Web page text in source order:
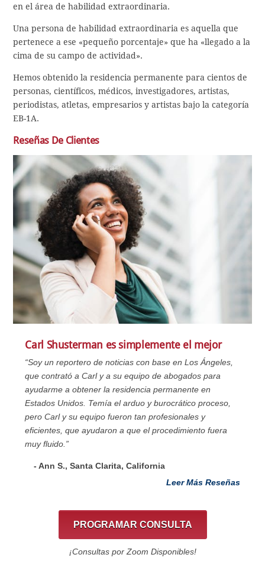
en el área de habilidad extraordinaria.
Una persona de habilidad extraordinaria es aquella que
pertenece a ese «pequeño porcentaje» que ha «llegado a la
cima de su campo de actividad».
Hemos obtenido la residencia permanente para cientos de
personas, científicos, médicos, investigadores, artistas,
periodistas, atletas, empresarios y artistas bajo la categoría
EB-1A.
Reseñas De Clientes
Carl Shusterman es simplemente el mejor
“Soy un reportero de noticias con base en Los Ángeles,
que contrató a Carl y a su equipo de abogados para
ayudarme a obtener la residencia permanente en
Estados Unidos. Temía el arduo y burocrático proceso,
pero Carl y su equipo fueron tan profesionales y
eficientes, que ayudaron a que el procedimiento fuera
muy fluido.”
- Ann S., Santa Clarita, California
Leer Más Reseñas
PROGRAMAR CONSULTA
¡Consultas por Zoom Disponibles!